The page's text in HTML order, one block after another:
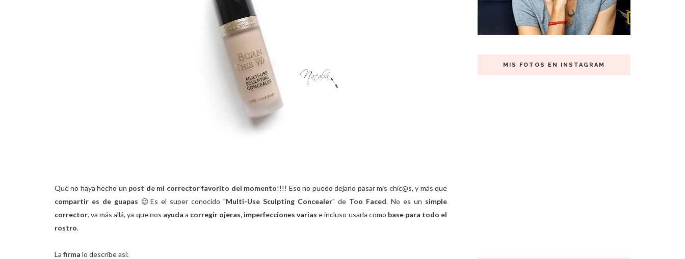
Qué no haya hecho un post de mi corrector favorito del momento!!!! Eso no puedo dejarlo pasar mis chic@s, y más que
compartir es de guapas 😉 Es el super conocido "Multi-Use Sculpting Concealer" de Too Faced. No es un simple
corrector, va más allá, ya que nos ayuda a corregir ojeras, imperfecciones varias e incluso usarla como base para todo el
rostro.
La firma lo describe así:
MIS FOTOS EN INSTAGRAM